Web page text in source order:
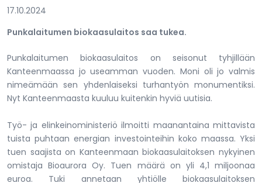
17.10.2024
Punkalaitumen biokaasulaitos saa tukea.
Punkalaitumen biokaasulaitos on seisonut tyhjillään
Kanteenmaassa jo useamman vuoden. Moni oli jo valmis
nimeämään sen yhdenlaiseksi turhantyön monumentiksi.
Nyt Kanteenmaasta kuuluu kuitenkin hyviä uutisia.
Työ- ja elinkeinoministeriö ilmoitti maanantaina mittavista
tuista puhtaan energian investointeihin koko maassa. Yksi
tuen saajista on Kanteenmaan biokaasulaitoksen nykyinen
omistaja Bioaurora Oy. Tuen määrä on yli 4,1 miljoonaa
euroa. Tuki annetaan yhtiölle biokaasulaitoksen